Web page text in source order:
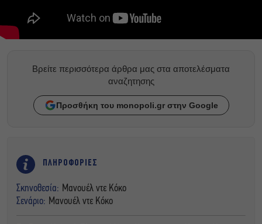
Βρείτε περισσότερα άρθρα μας στα αποτελέσματα
αναζητησης
Προσθήκη του monopoli.gr στην Google
ΠΛΗΡΟΦΟΡΙΕΣ
Σκηνοθεσία: Μανουέλ ντε Κόκο
Σενάριο: Μανουέλ ντε Κόκο